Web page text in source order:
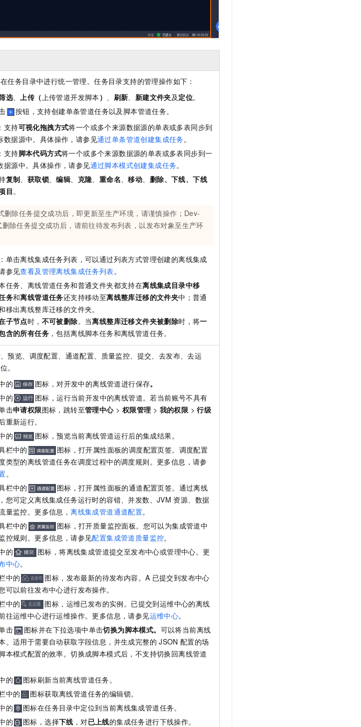
任务目录中进行统一管理。任务目录支持的管理操作如下：
选、 上传（ 上传管道开发脚本 ） 刷新 新建文件夹及定位。
按钮，支持创建单条管道任务以及脚本管道任务。
：支持可视化拖拽方式将一个或多个来源数据源的单表或多表同步到
数据源中。具体操作，请参见通过单条管道创建集成任务 。
：支持脚本代码方式将一个或多个来源数据源的单表或多表同步到一
据源中。具体操作，请参见通过脚本模式创建集成任务。
复制 获取锁 、编辑 克隆 重命名 、移动
删除、下线、下线
目 。
删除任务提交成功后，即更新至生产环境，请谨慎操作；Dev-
删除任务提交成功后，请前往待发布列表，以发布对象至生产环
：单击离线集成任务列表，可以通过列表方式管理创建的离线集成
参见查看及管理离线集成任务列表 。
任务、离线管道任务和普通文件夹都支持在离线集成目录中移
务和离线管道任务还支持移动至离线整库迁移的文件夹中；普通
移出离线整库迁移的文件夹。
子节点时， 不可被删除。当离线整库迁移文件夹被删除时，将一
含的所有任务 ，包括离线脚本任务和离线管道任务。
预览、调度配置、通道配置、质量监控、提交、去发布、去运
。
的 图标，对开发中的离线管道进行保存。
的
图标，运行当前开发中的离线管道。若当前账号不具有
击申请权限图标，跳转至管理中心> 权限管理 > 我的权限 >行级
重新运行。
的
图标，预览当前离线管道运行后的集成结果。
栏中的
图标，打开属性面板的调度配置页签。调度配置
类型的离线管道任务在调度过程中的调度规则。更多信息，请参
。
栏中的
图标，打开属性面板的通道配置页签。通过离线
您可定义离线集成任务运行时的容错、并发数、JVM 资源、数据
量监控。更多信息，离线集成管道通道配置。
栏中的
图标，打开质量监控面板。您可以为集成管道中
控规则。更多信息，请参见配置集成管道质量监控。
的
图标，将离线集成管道提交至发布中心或管理中心。更
中心。
中的 图标，发布最新的待发布内容。A 已提交到发布中心
可以前往发布中心进行发布操作。
中的
图标，运维已发布的实例。已提交到运维中心的离线
往运维中心进行运维操作。更多信息，请参见运维中心。
击 图标并在下拉选项中单击切换为脚本模式。 可以将当前离线
。适用于需要自动获取字段信息，并生成完整的 JSON 配置的场
本模式配置的效率。切换成脚本模式后，不支持切换回离线管道
的
图标刷新当前离线管道任务。
中的
图标获取离线管道任务的编辑锁。
的
图标在任务目录中定位到当前离线集成管道任务。
的 图标，选择下线 ，对已上线的集成任务进行下线操作。
用1%尺寸在特定领域达到大模型90%以上效果 从文本、图片、视频中提取结构化的属性信息